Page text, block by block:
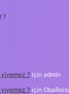
?
? için admin
? için ObaReisi